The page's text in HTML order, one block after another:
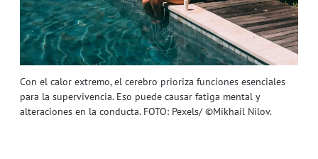
Con el calor extremo, el cerebro prioriza funciones esenciales
para la supervivencia. Eso puede causar fatiga mental y
alteraciones en la conducta. FOTO: Pexels/ ©Mikhail Nilov.